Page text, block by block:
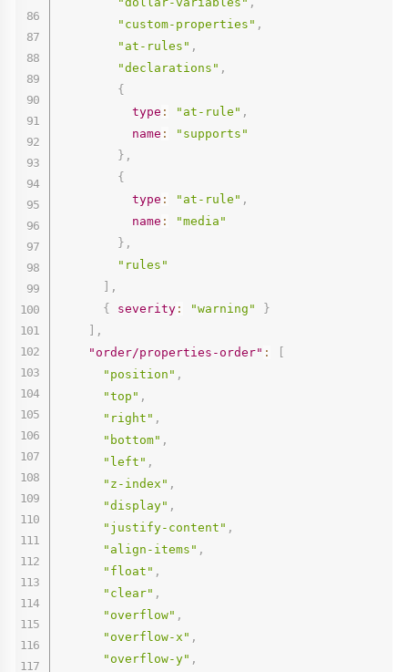
"custom-properties" ,
"at-rules" ,
"declarations" ,
{
type : "at-rule" ,
name :
"supports"
} ,
{
type : "at-rule" ,
name :
"media"
} ,
"rules"
,
{
severity : "warning"
}
,
"order/properties-order" :
"position" ,
"top" ,
"right" ,
"bottom" ,
"left" ,
"z-index" ,
"display" ,
"justify-content" ,
"align-items" ,
"float" ,
"clear" ,
"overflow" ,
"overflow-x" ,
"overflow-y" ,